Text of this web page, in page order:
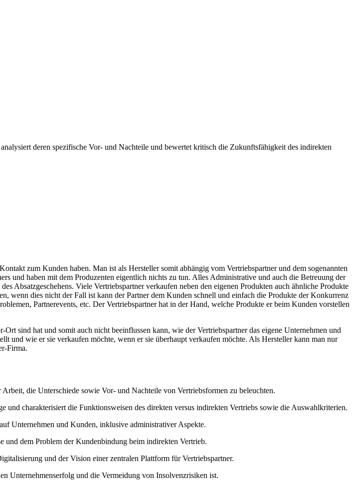
deren spezifische Vor- und Nachteile und bewertet kritisch die Zukunftsfähigkeit des indirekten
zum Kunden haben. Man ist als Hersteller somit abhängig vom Vertriebspartner und dem sogenannten
und haben mit dem Produzenten eigentlich nichts zu tun. Alles Administrative und auch die Betreuung der
Absatzgeschehens. Viele Vertriebspartner verkaufen neben den eigenen Produkten auch ähnliche Produkte
wenn dies nicht der Fall ist kann der Partner dem Kunden schnell und einfach die Produkte der Konkurrenz
Partnerevents, etc. Der Vertriebspartner hat in der Hand, welche Produkte er beim Kunden vorstellen
sind hat und somit auch nicht beeinflussen kann, wie der Vertriebspartner das eigene Unternehmen und
und wie er sie verkaufen möchte, wenn er sie überhaupt verkaufen möchte. Als Hersteller kann man nur
Firma.
die Unterschiede sowie Vor- und Nachteile von Vertriebsformen zu beleuchten.
und charakterisiert die Funktionsweisen des direkten versus indirekten Vertriebs sowie die Auswahlkriterien.
Unternehmen und Kunden, inklusive administrativer Aspekte.
und dem Problem der Kundenbindung beim indirekten Vertrieb.
und der Vision einer zentralen Plattform für Vertriebspartner.
Unternehmenserfolg und die Vermeidung von Insolvenzrisiken ist.